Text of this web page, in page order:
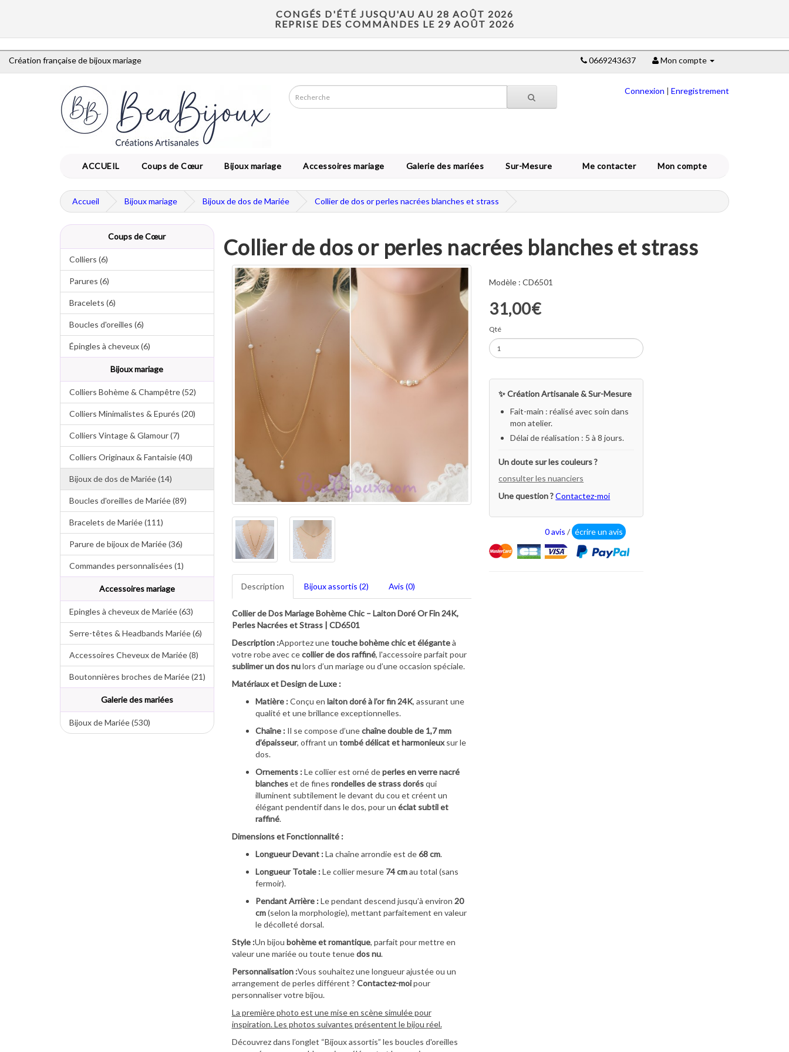
CONGÉS D'ÉTÉ JUSQU'AU AU 28 AOÛT 2026
REPRISE DES COMMANDES LE 29 AOÛT 2026
Création française de bijoux mariage 0669243637 Mon compte
Connexion | Enregistrement
ACCUEIL Coups de Cœur Bijoux mariage Accessoires mariage Galerie des mariées Sur-Mesure Me contacter Mon compte
Accueil Bijoux mariage Bijoux de dos de Mariée Collier de dos or perles nacrées blanches et strass
Coups de Cœur
Colliers (6)
Parures (6)
Bracelets (6)
Boucles d'oreilles (6)
Épingles à cheveux (6)
Bijoux mariage
Colliers Bohème & Champêtre (52)
Colliers Minimalistes & Epurés (20)
Colliers Vintage & Glamour (7)
Colliers Originaux & Fantaisie (40)
Bijoux de dos de Mariée (14)
Boucles d'oreilles de Mariée (89)
Bracelets de Mariée (111)
Parure de bijoux de Mariée (36)
Commandes personnalisées (1)
Accessoires mariage
Epingles à cheveux de Mariée (63)
Serre-têtes & Headbands Mariée (6)
Accessoires Cheveux de Mariée (8)
Boutonnières broches de Mariée (21)
Galerie des mariées
Bijoux de Mariée (530)
Collier de dos or perles nacrées blanches et strass
Description Bijoux assortis (2) Avis (0)
Collier de Dos Mariage Bohème Chic – Laiton Doré Or Fin 24K,
Perles Nacrées et Strass | CD6501
Description :Apportez unetouche bohème chic et éléganteà
votre robe avec cecollier de dos raffiné, l'accessoire parfait pour
sublimer un dos nulors d’un mariage ou d’une occasion spéciale.
Matériaux et Design de Luxe :
Matière :Conçu en laiton doré à l’or fin 24K, assurant une
qualité et une brillance exceptionnelles.
Chaîne :Il se compose d’unechaîne double de 1,7 mm
d’épaisseur, offrant un tombé délicat et harmonieuxsur le
dos.
Ornements :Le collier est orné deperles en verre nacré
blancheset de fines rondelles de strass dorésqui
illuminent subtilement le devant du cou et créent un
élégant pendentif dans le dos, pour un éclat subtil et
raffiné.
Dimensions et Fonctionnalité :
Longueur Devant :La chaîne arrondie est de68 cm.
Longueur Totale :Le collier mesure 74 cmau total (sans
fermoir).
Pendant Arrière :Le pendant descend jusqu’à environ 20
cm(selon la morphologie), mettant parfaitement en valeur
le décolleté dorsal.
Style :Un bijou bohème et romantique, parfait pour mettre en
valeur une mariée ou toute tenuedos nu.
Personnalisation :Vous souhaitez une longueur ajustée ou un
arrangement de perles différent ? Contactez-moipour
personnaliser votre bijou.
La première photo est une mise en scène simulée pour
inspiration. Les photos suivantes présentent le bijou réel.
Découvrez dans l’onglet “Bijoux assortis” les boucles d'oreilles
Modèle : CD6501
31,00€
Qté
✨ Création Artisanale & Sur-Mesure
Fait-main : réalisé avec soin dans
mon atelier.
Délai de réalisation : 5 à 8 jours.
Un doute sur les couleurs ?
consulter les nuanciers
Une question ?Contactez-moi
0 avis / écrire un avis